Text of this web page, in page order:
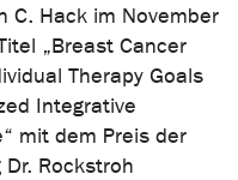
C. Hack im November
„Breast Cancer
Therapy Goals
Integrative
mit dem Preis der
Rockstroh